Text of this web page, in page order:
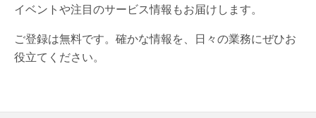
イベントや注目のサービス情報もお届けします。
ご登録は無料です。確かな情報を、日々の業務にぜひお
役立てください。